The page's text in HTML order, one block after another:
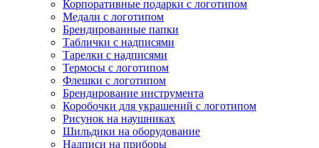
Корпоративные подарки с логотипом
Медали с логотипом
Брендированные папки
Таблички с надписями
Тарелки с надписями
Термосы с логотипом
Флешки с логотипом
Брендирование инструмента
Коробочки для украшений с логотипом
Рисунок на наушниках
Шильдики на оборудование
Надписи на приборы